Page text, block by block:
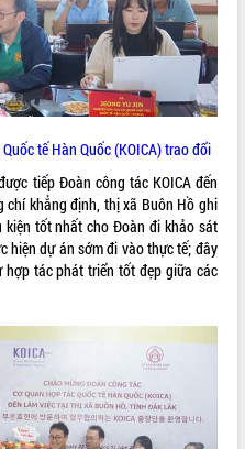
tế Hàn Quốc (KOICA) trao đổi
tiếp Đoàn công tác KOICA đến
chí khẳng định, thị xã Buôn Hồ ghi
tốt nhất cho Đoàn đi khảo sát
hiện dự án sớm đi vào thực tế; đây
tác phát triển tốt đẹp giữa các